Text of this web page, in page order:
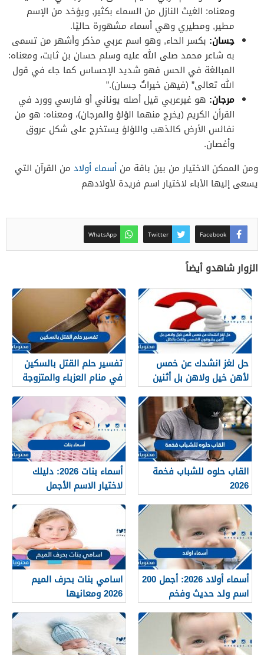
ومعناه: الغيث النازل من السماء بكثير, ويؤخد من الإسم
مطير, ومطيري وهي أسماء مشهورة حاليًا.
حِسان: بكسر الحاء, وهو اسم عربي مذكر وأشهر من تسمى
به شاعر محمد صلى الله عليه وسلم حسان بن ثابت، ومعناه:
المبالغة في الحس فهو شديد الإحساس كما جاء في قول
الله تعالى” (فيهن خيراتٌ حِسان).”
مرجان: هو غيرعربي قيل أصله يوناني أو فارسي وورد في
القرأن الكريم (يخرج منهما الؤلؤ والمرجان)، ومعناه: هو من
نفائس الأرض كالذهب واللؤلؤ يستخرج على شكل عروق
وأغصان.
ومن الممكن الاختيار من بين باقة من أسماء أولاد من القرآن التي
يسعى إليها الأباء لاختيار اسم فريدة لأولادهم
Facebook
Twitter
WhatsApp
الزوار شاهدو أيضاً
حل لغز انشدك عن خمس
لأهن خيل ولاهن بل أثنين
يشوفون الشمس وثلاث
بالظل
تفسير حلم القتل بالسكين
في منام العزباء والمتزوجة
والحامل بالتفصيل
القاب حلوه للشباب فخمة
2026
أسماء بنات 2026: دليلك
لاختيار الاسم الأجمل
لمولودتك القادمة
أسماء أولاد 2026: أجمل 200
اسم ولد حديث وفخم
بمعاني قوية
اسامي بنات بحرف الميم
2026 ومعانيها